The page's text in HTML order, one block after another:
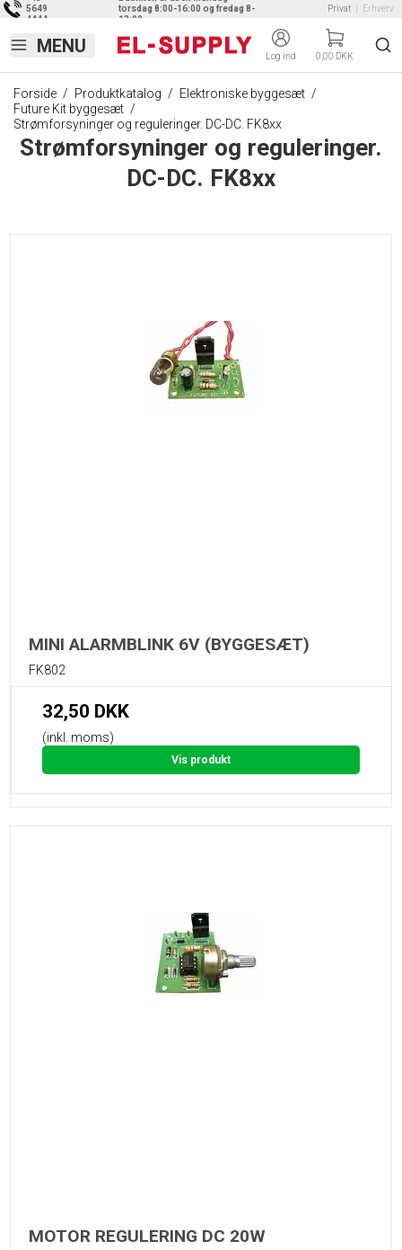
5649
4444
torsdag 8:00-16:00 og fredag 8-
13:00
Privat Erhverv
Log ind 0,00 DKK
Forside / Produktkatalog / Elektroniske byggesæt /
Future Kit byggesæt /
Strømforsyninger og reguleringer. DC-DC. FK8xx
Strømforsyninger og reguleringer.
DC-DC. FK8xx
MINI ALARMBLINK 6V (BYGGESÆT)
FK802
32,50 DKK
(inkl. moms)
Vis produkt
MOTOR REGULERING DC 20W